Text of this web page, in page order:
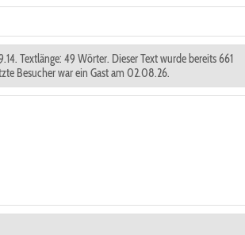
Textlänge: 49 Wörter. Dieser Text wurde bereits 661
Besucher war ein Gast am 02.08.26.